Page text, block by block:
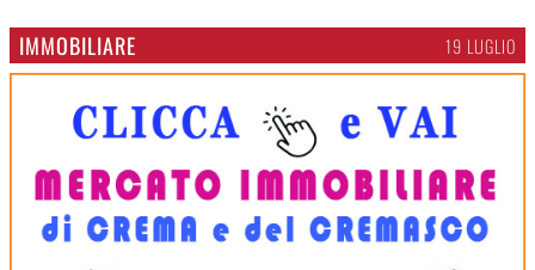
IMMOBILIARE 19 LUGLIO